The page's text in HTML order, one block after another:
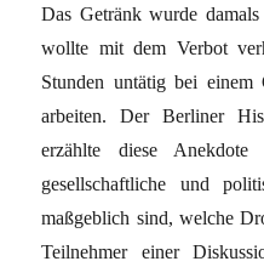
Das Getränk wurde
wollte mit dem Verbot
Stunden untätig bei einem
arbeiten. Der Berliner
erzählte diese
gesellschaftliche und
maßgeblich sind, welche
Teilnehmer einer